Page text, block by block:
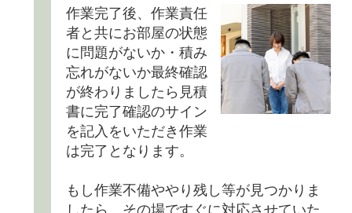
作業完了後、作業責任
者と共にお部屋の状態
に問題がないか・積み
忘れがないか最終確認
が終わりましたら見積
書に完了確認のサイン
を記入をいただき作業
は完了となります。
もし作業不備ややり残し等が見つかりま